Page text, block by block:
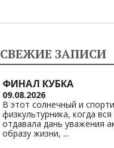
gr
a
m
s
A
p
p
y
Li
n
k
СВЕЖИЕ ЗАПИСИ
ФИНАЛ КУБКА
09.08.2026
В этот солнечный и
физкультурника, когда вся
отдавала дань уважения
образу жизни, ...